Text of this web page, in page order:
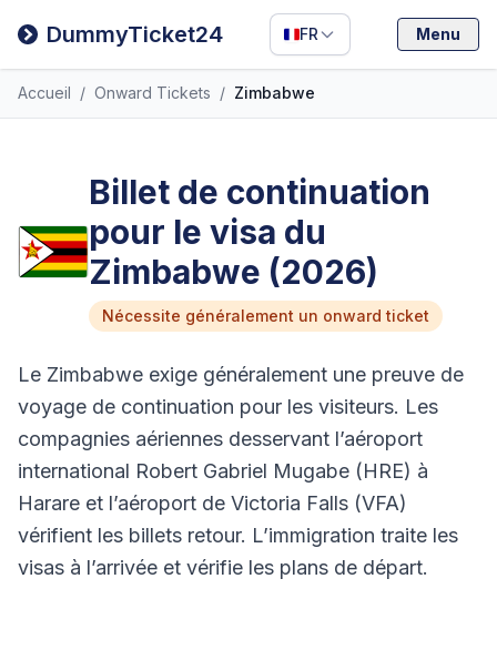
DummyTicket24 FR
Filipino
Deutsch
Español
Menu
Accueil / Onward Tickets / Zimbabwe
Billet de continuation
pour le visa du
Zimbabwe (2026)
Nécessite généralement un onward ticket
Le Zimbabwe exige généralement une preuve de
voyage de continuation pour les visiteurs. Les
compagnies aériennes desservant l’aéroport
international Robert Gabriel Mugabe (HRE) à
Harare et l’aéroport de Victoria Falls (VFA)
vérifient les billets retour. L’immigration traite les
visas à l’arrivée et vérifie les plans de départ.